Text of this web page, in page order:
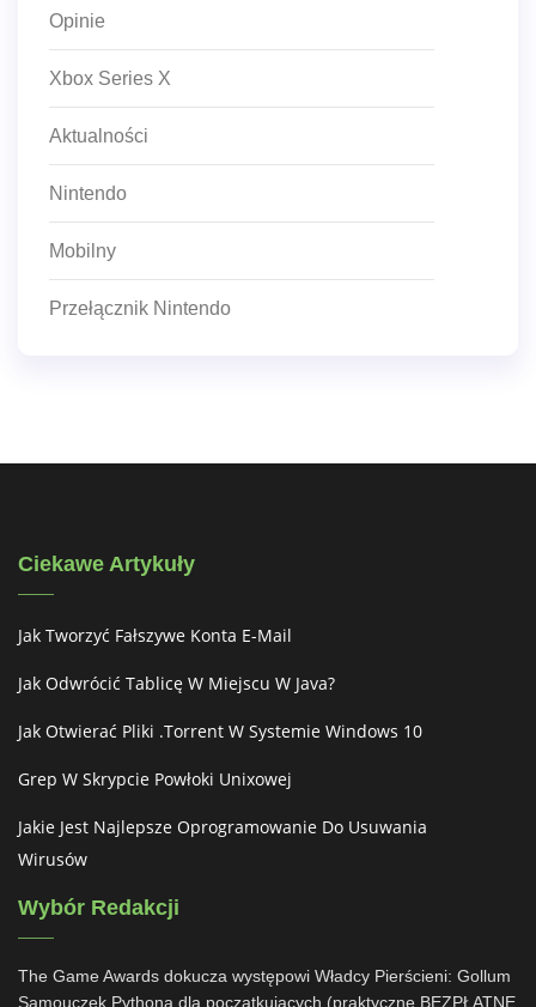
Opinie
Xbox Series X
Aktualności
Nintendo
Mobilny
Przełącznik Nintendo
Ciekawe Artykuły
Jak Tworzyć Fałszywe Konta E-Mail
Jak Odwrócić Tablicę W Miejscu W Java?
Jak Otwierać Pliki .torrent W Systemie Windows 10
Grep W Skrypcie Powłoki Unixowej
Jakie Jest Najlepsze Oprogramowanie Do Usuwania
Wirusów
Wybór Redakcji
The Game Awards dokucza występowi Władcy Pierścieni: Gollum
Samouczek Pythona dla początkujących (praktyczne BEZPŁATNE